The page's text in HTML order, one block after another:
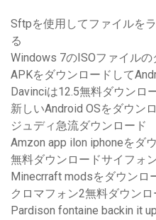
Sftpを使用してファイルを
る
Windows 7のISOファイルの
APKをダウンロードして
Davinciは12.5無料ダウンロ
新しいAndroid OSをダウン
ジュディ急流ダウンロード
Amzon app ilon iphoneをダ
無料ダウンロードサイフォ
Minecrraft modsをダウンロ
クロマフォン2無料ダウン
Pardison fontaine backin it